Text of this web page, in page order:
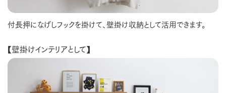
付長押になげしフックを掛けて、壁掛け収納として活用できます。
【壁掛けインテリアとして】